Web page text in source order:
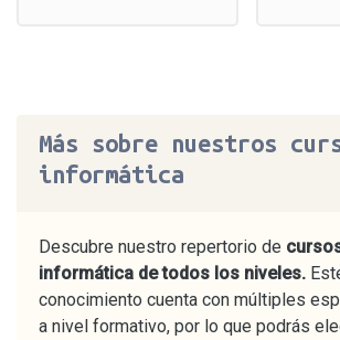
Más sobre nuestros
informática
Descubre nuestro repertorio de
informática de todos los niveles.
conocimiento cuenta con múltiples
a nivel formativo, por lo que podrás